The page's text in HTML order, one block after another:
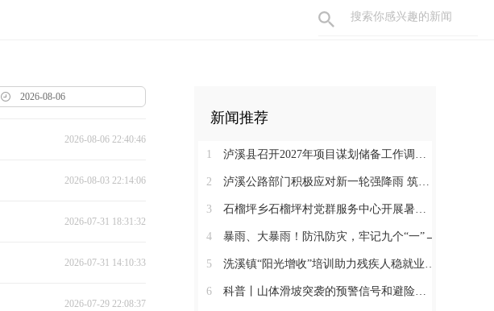
2026-08-06 22:40:46
2026-08-03 22:14:06
2026-07-31 18:31:32
2026-07-31 14:10:33
2026-07-29 22:08:37
新闻推荐
1 泸溪县召开2027年项目谋划储备工作调度会
2 泸溪公路部门积极应对新一轮强降雨 筑牢通行安全防线
3 石榴坪乡石榴坪村党群服务中心开展暑期防溺水主题绘画活动
4 暴雨、大暴雨！防汛防灾，牢记九个“一”→
5 洗溪镇“阳光增收”培训助力残疾人稳就业促增收
6 科普丨山体滑坡突袭的预警信号和避险要点